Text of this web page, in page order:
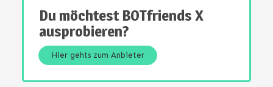
Du möchtest BOTfriends X
ausprobieren?
Hier gehts zum Anbieter